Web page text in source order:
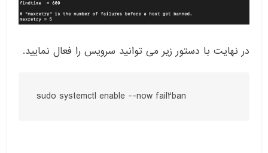
در نهایت با دستور زیر می توانید سرویس را فعال نمایید.
sudo systemctl enable --now fail2ban